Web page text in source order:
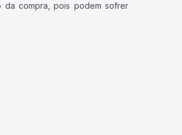
da compra, pois podem sofrer